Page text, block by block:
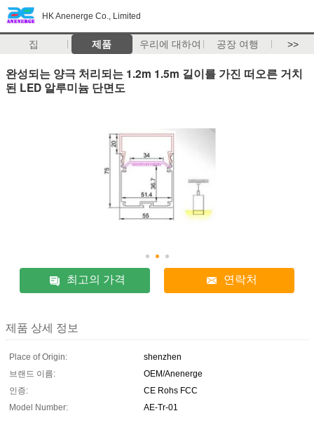
HK Anenerge Co., Limited
집 제품 우리에 대하여 공장 여행 >>
완성되는 양극 처리되는 1.2m 1.5m 길이를 가진 떠오른 거치
된 LED 알루미늄 단면도
최고의 가격 연락처
제품 상세 정보
Place of Origin:
shenzhen
브랜드 이름:
OEM/Anenerge
인증:
CE Rohs FCC
Model Number:
AE-Tr-01